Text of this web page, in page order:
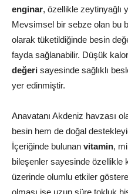
enginar, özellikle zeytinyağlı
Mevsimsel bir sebze olan bu
olarak tüketildiğinde besin
fayda sağlanabilir. Düşük
değeri sayesinde sağlıklı
yer edinmiştir.
Anavatanı Akdeniz havzası
besin hem de doğal
İçeriğinde bulunan vitamin,
bileşenler sayesinde
üzerinde olumlu etkiler
olması ise uzun süre tokluk